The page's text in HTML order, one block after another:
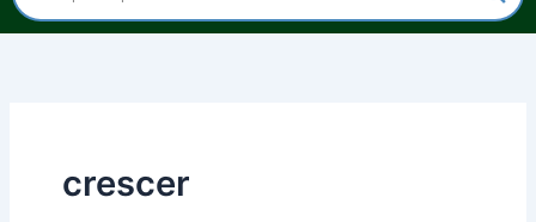
crescer